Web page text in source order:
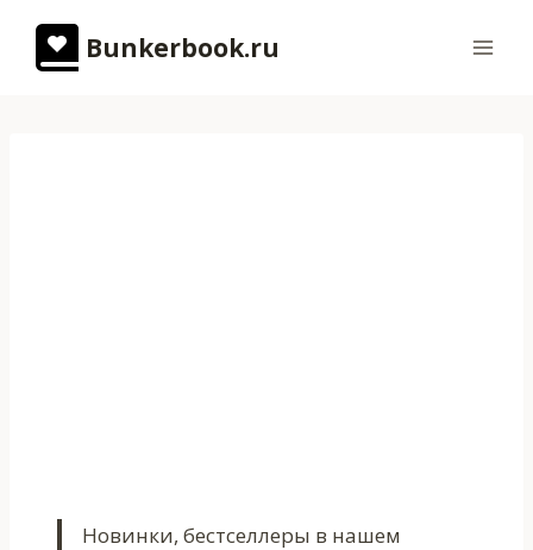
содержимому
Bunkerbook.ru
Новинки, бестселлеры в нашем